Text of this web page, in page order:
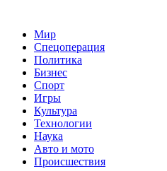
Мир
Спецоперация
Политика
Бизнес
Спорт
Игры
Культура
Технологии
Наука
Авто и мото
Происшествия